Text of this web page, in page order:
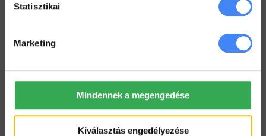
Statisztikai
Marketing
Mindennek a megengedése
Kiválasztás engedélyezése
2022. július 25.
2022. július 19.
2022. július 18.
2022. július 12.